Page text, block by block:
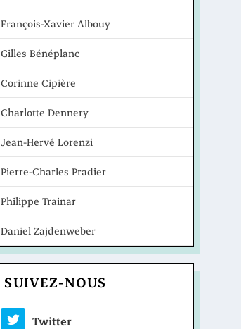
François-Xavier Albouy
Gilles Bénéplanc
Corinne Cipière
Charlotte Dennery
Jean-Hervé Lorenzi
Pierre-Charles Pradier
Philippe Trainar
Daniel Zajdenweber
SUIVEZ-NOUS
Twitter